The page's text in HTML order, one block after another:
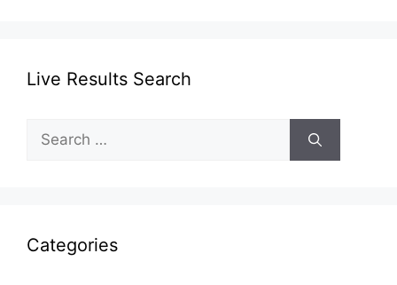
Live Results Search
Search
for:
Categories